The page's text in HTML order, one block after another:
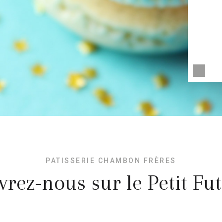
PATISSERIE CHAMBON FRÈRES
nous sur le Petit